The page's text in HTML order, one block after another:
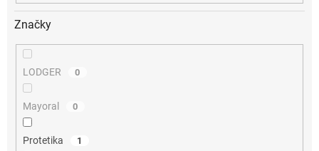
Značky
LODGER 0
Mayoral 0
Protetika 1